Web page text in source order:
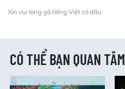
Xin vui lòng gõ tiếng Việt có dấu
CÓ THỂ BẠN QUAN TÂM